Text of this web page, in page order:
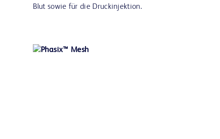
Blut sowie für die Druckinjektion.